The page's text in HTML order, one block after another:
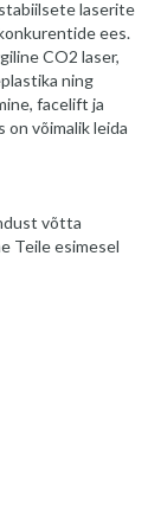
laserite
ees.
CO2 laser,
ning
facelift ja
võimalik leida
võtta
Teile esimesel